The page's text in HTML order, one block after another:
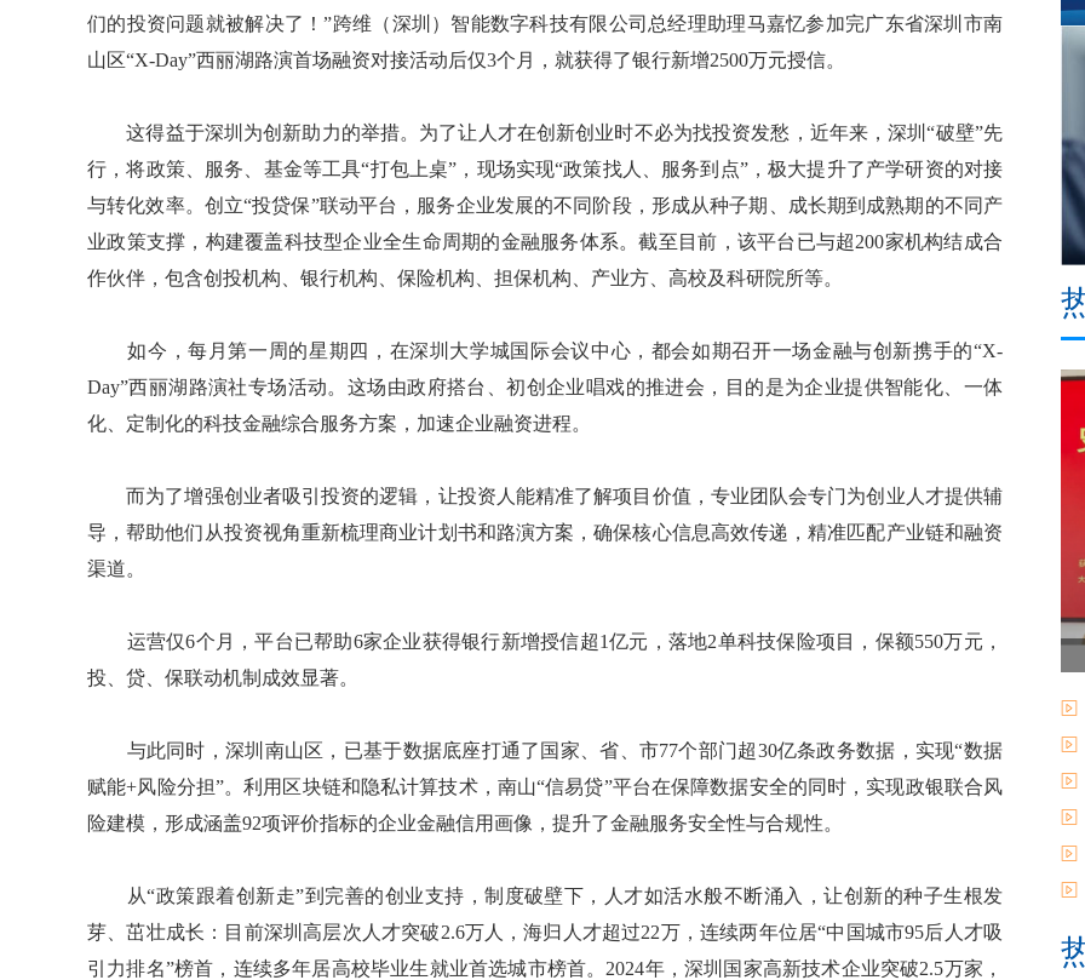
们的投资问题就被解决了！”跨维（深圳）智能数字科技有限公司总经理助理马嘉忆参加完广东省深圳市南
山区“X-Day”西丽湖路演首场融资对接活动后仅3个月，就获得了银行新增2500万元授信。
这得益于深圳为创新助力的举措。为了让人才在创新创业时不必为找投资发愁，近年来，深圳“破壁”先
行，将政策、服务、基金等工具“打包上桌”，现场实现“政策找人、服务到点”，极大提升了产学研资的对接
与转化效率。创立“投贷保”联动平台，服务企业发展的不同阶段，形成从种子期、成长期到成熟期的不同产
业政策支撑，构建覆盖科技型企业全生命周期的金融服务体系。截至目前，该平台已与超200家机构结成合
作伙伴，包含创投机构、银行机构、保险机构、担保机构、产业方、高校及科研院所等。
如今，每月第一周的星期四，在深圳大学城国际会议中心，都会如期召开一场金融与创新携手的“X-
Day”西丽湖路演社专场活动。这场由政府搭台、初创企业唱戏的推进会，目的是为企业提供智能化、一体
化、定制化的科技金融综合服务方案，加速企业融资进程。
而为了增强创业者吸引投资的逻辑，让投资人能精准了解项目价值，专业团队会专门为创业人才提供辅
导，帮助他们从投资视角重新梳理商业计划书和路演方案，确保核心信息高效传递，精准匹配产业链和融资
渠道。
运营仅6个月，平台已帮助6家企业获得银行新增授信超1亿元，落地2单科技保险项目，保额550万元，
投、贷、保联动机制成效显著。
与此同时，深圳南山区，已基于数据底座打通了国家、省、市77个部门超30亿条政务数据，实现“数据
赋能+风险分担”。利用区块链和隐私计算技术，南山“信易贷”平台在保障数据安全的同时，实现政银联合风
险建模，形成涵盖92项评价指标的企业金融信用画像，提升了金融服务安全性与合规性。
从“政策跟着创新走”到完善的创业支持，制度破壁下，人才如活水般不断涌入，让创新的种子生根发
芽、茁壮成长：目前深圳高层次人才突破2.6万人，海归人才超过22万，连续两年位居“中国城市95后人才吸
引力排名”榜首，连续多年居高校毕业生就业首选城市榜首。2024年，深圳国家高新技术企业突破2.5万家，